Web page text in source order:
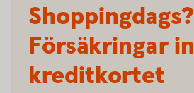
Shoppingdags?
Försäkringar
kreditkortet